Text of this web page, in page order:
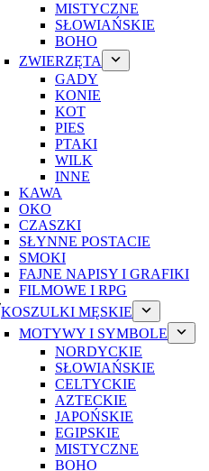
MISTYCZNE
SŁOWIAŃSKIE
BOHO
ZWIERZĘTA
GADY
KONIE
KOT
PIES
PTAKI
WILK
INNE
KAWA
OKO
CZASZKI
SŁYNNE POSTACIE
SMOKI
FAJNE NAPISY I GRAFIKI
FILMOWE I RPG
KOSZULKI MĘSKIE
MOTYWY I SYMBOLE
NORDYCKIE
SŁOWIAŃSKIE
CELTYCKIE
AZTECKIE
JAPOŃSKIE
EGIPSKIE
MISTYCZNE
BOHO